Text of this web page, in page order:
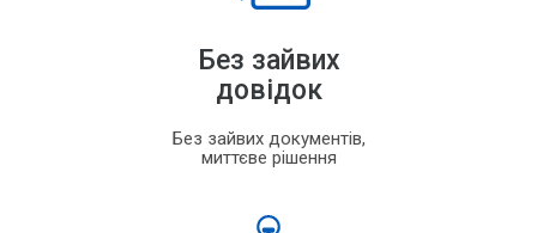
Без зайвих
довідок
Без зайвих документів,
миттєве рішення